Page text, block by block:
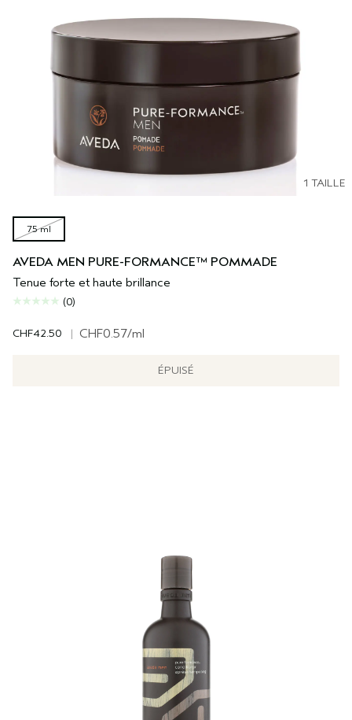
1 TAILLE
75 ml
AVEDA MEN PURE-FORMANCE™ POMMADE
Tenue forte et haute brillance
(0)
CHF42.50 | CHF0.57/ml
ÉPUISÉ